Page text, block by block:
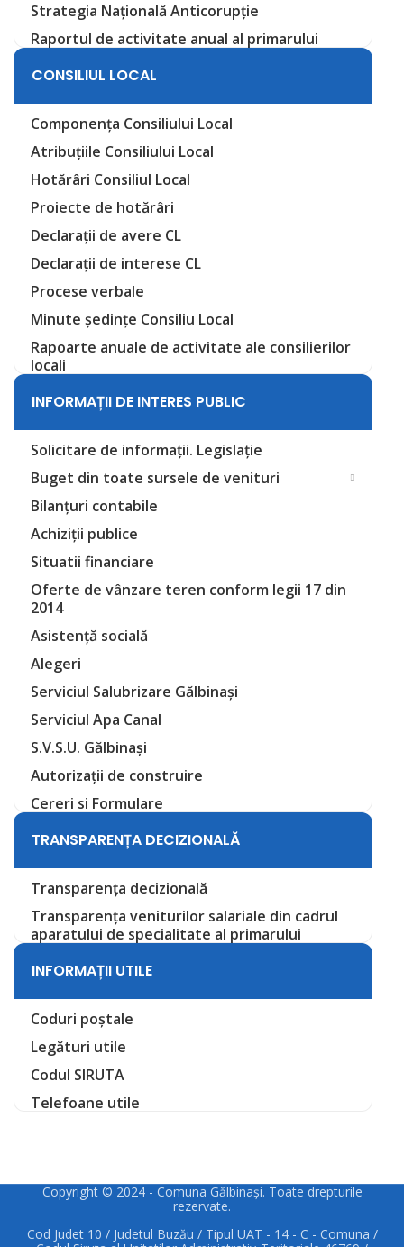
Strategia Națională Anticorupție
Raportul de activitate anual al primarului
CONSILIUL LOCAL
Componența Consiliului Local
Atribuțiile Consiliului Local
Hotărâri Consiliul Local
Proiecte de hotărâri
Declarații de avere CL
Declarații de interese CL
Procese verbale
Minute ședințe Consiliu Local
Rapoarte anuale de activitate ale consilierilor
locali
INFORMAȚII DE INTERES PUBLIC
Solicitare de informații. Legislație
Buget din toate sursele de venituri
Bilanțuri contabile
Achiziții publice
Situatii financiare
Oferte de vânzare teren conform legii 17 din
2014
Asistență socială
Alegeri
Serviciul Salubrizare Gălbinași
Serviciul Apa Canal
S.V.S.U. Gălbinași
Autorizații de construire
Cereri si Formulare
TRANSPARENȚA DECIZIONALĂ
Transparența decizională
Transparența veniturilor salariale din cadrul
aparatului de specialitate al primarului
INFORMAȚII UTILE
Coduri poștale
Legături utile
Codul SIRUTA
Telefoane utile
Copyright © 2024 - Comuna Gălbinași. Toate drepturile
rezervate.
Cod Judet 10 / Judetul Buzău / Tipul UAT - 14 - C - Comuna /